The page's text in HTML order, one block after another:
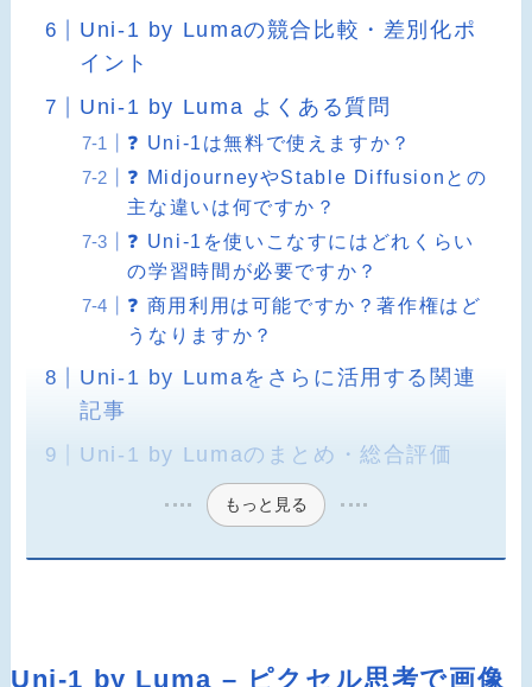
Uni-1 by Lumaの競合比較・差別化ポ
イント
Uni-1 by Luma よくある質問
❓ Uni-1は無料で使えますか？
❓ MidjourneyやStable Diffusionとの
主な違いは何ですか？
❓ Uni-1を使いこなすにはどれくらい
の学習時間が必要ですか？
❓ 商用利用は可能ですか？著作権はど
うなりますか？
Uni-1 by Lumaをさらに活用する関連
記事
Uni-1 by Lumaのまとめ・総合評価
もっと見る
Uni-1 by Luma – ピクセル思考で画像